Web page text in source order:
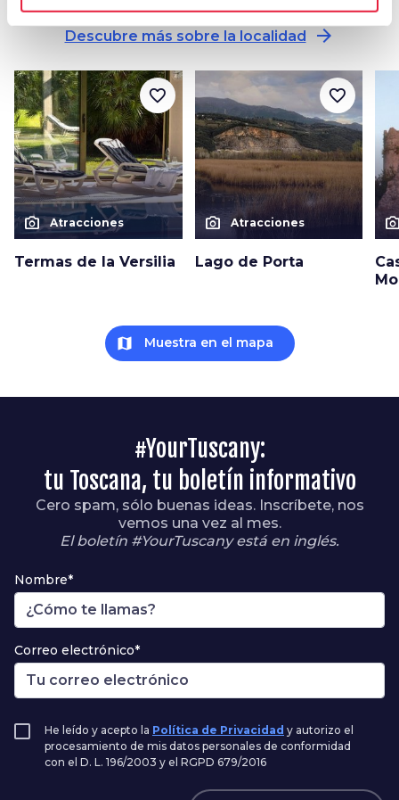
Descubre más sobre la localidad arrow_forward
photo_camera Atracciones
Termas de la Versilia
favorite_border
photo_camera Atracciones
Lago de Porta
favorite_border
map Muestra en el mapa
#YourTuscany:
tu Toscana, tu boletín informativo
Cero spam, sólo buenas ideas. Inscríbete, nos
vemos una vez al mes.
El boletín #YourTuscany está en inglés.
Nombre*
Correo electrónico*
He leído y acepto la Política de Privacidad y autorizo el
procesamiento de mis datos personales de conformidad
con el D. L. 196/2003 y el RGPD 679/2016